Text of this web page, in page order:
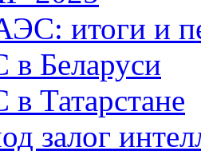
итоги и
Беларуси
Татарстане
залог